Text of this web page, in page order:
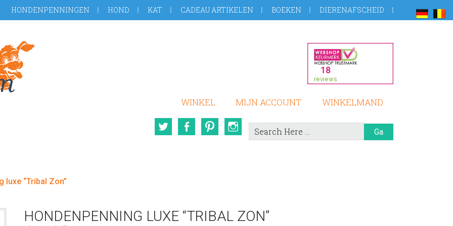
HONDENPENNINGEN HOND KAT CADEAU ARTIKELEN BOEKEN DIERENAFSCHEID
WINKEL MIJN ACCOUNT WINKELMAND
Search
Here
TwitterFacebookPinterestInstagram
luxe “Tribal Zon”
HONDENPENNING LUXE “TRIBAL ZON”